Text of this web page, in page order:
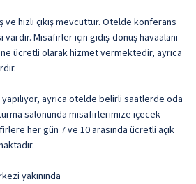
hızlı çıkış mevcuttur. Otelde konferans
Misafirler için gidiş-dönüş havaalanı
ücretli olarak hizmet vermektedir, ayrıca
ayrıca otelde belirli saatlerde oda
salonunda misafirlerimize içecek
her gün 7 ve 10 arasında ücretli açık
yakınında